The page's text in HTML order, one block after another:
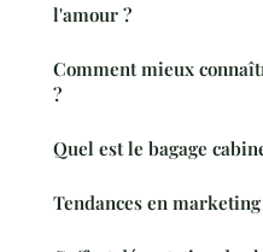
l'amour ?
Comment mieux
?
Quel est le bagage
Tendances en